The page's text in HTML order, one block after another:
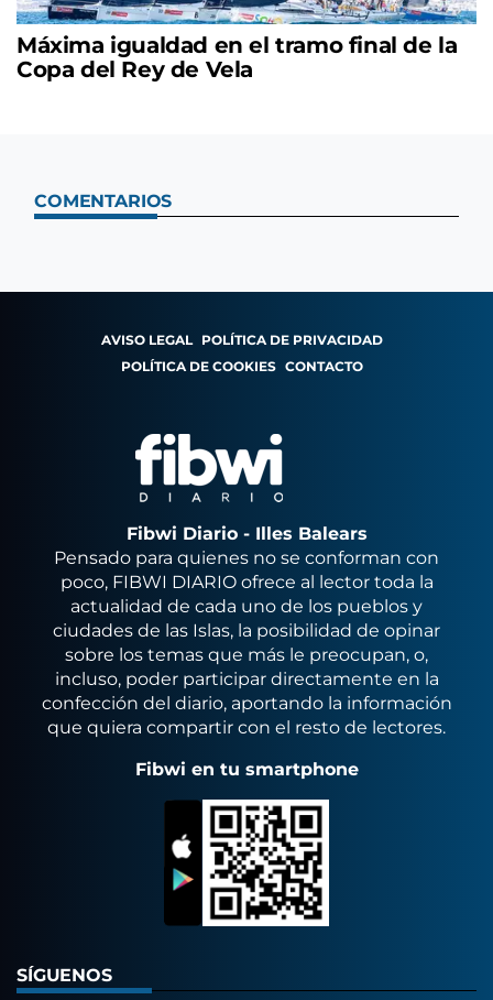
Máxima igualdad en el tramo final de la
Copa del Rey de Vela
COMENTARIOS
AVISO LEGAL POLÍTICA DE PRIVACIDAD
POLÍTICA DE COOKIES CONTACTO
Fibwi Diario - Illes Balears
Pensado para quienes no se conforman con
poco, FIBWI DIARIO ofrece al lector toda la
actualidad de cada uno de los pueblos y
ciudades de las Islas, la posibilidad de opinar
sobre los temas que más le preocupan, o,
incluso, poder participar directamente en la
confección del diario, aportando la información
que quiera compartir con el resto de lectores.
Fibwi en tu smartphone
SÍGUENOS